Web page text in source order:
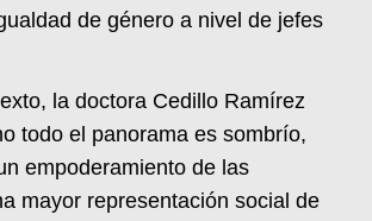
de género a nivel de jefes
la doctora Cedillo Ramírez
todo el panorama es sombrío,
empoderamiento de las
mayor representación social de